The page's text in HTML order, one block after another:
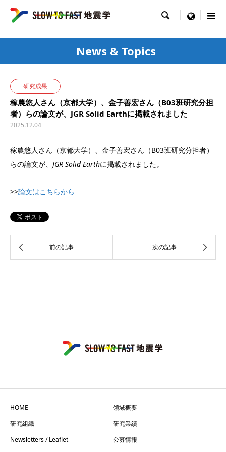
 menu
News & Topics
研究成果
稼農悠人さん（京都大学）、金子善宏さん（B03班研究分担
者）らの論文が、JGR Solid Earthに掲載されました
2025.12.04
稼農悠人さん（京都大学）、金子善宏さん（B03班研究分担者）
らの論文が、 JGR Solid Earthに掲載されました。
>>論文はこちらから
HOME
領域概要
研究組織
研究業績
Newsletters / Leaflet
公募情報